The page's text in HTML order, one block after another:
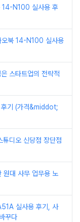
14-N100 실사용 후
오북 14-N100 실사용
스타트업의 전략적
후기 (가격&middot;
디오 신당점 장단점
대 사무 업무용 노
실사용 후기, 사
꾸다